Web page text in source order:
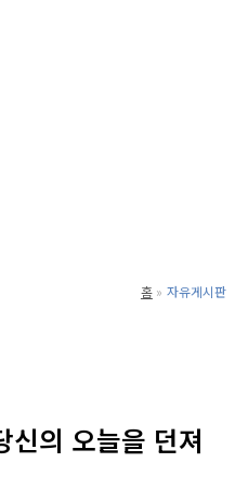
홈 자유게시판
신의 오늘을 던져